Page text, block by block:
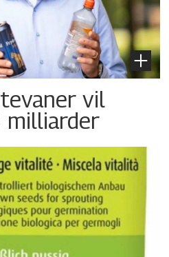
vil
milliarder